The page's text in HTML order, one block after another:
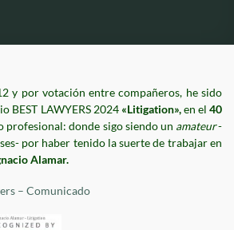
y por votación entre compañeros, he sido
BEST LAWYERS 2024 «Litigation»,en el40
profesional: donde sigo siendo un amateur-
por haber tenido la suerte de trabajar en
Alamar.
– Comunicado